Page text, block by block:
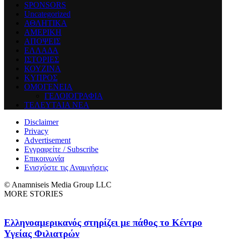
SPONSORS
Uncategorized
ΑΘΛΗΤΙΚΑ
ΑΜΕΡΙΚΗ
ΑΠΟΨΕΙΣ
ΕΛΛΑΔΑ
ΙΣΤΟΡΙΕΣ
ΚΟΥΖΙΝΑ
ΚΥΠΡΟΣ
ΟΜΟΓΕΝΕΙΑ
ΓΕΛΟΙΟΓΡΑΦΙΑ
ΤΕΛΕΥΤΑΙΑ ΝΕΑ
Disclaimer
Privacy
Advertisement
Εγγραφείτε / Subscribe
Επικοινωνία
Ενισχύστε τις Αναμνήσεις
© Anamniseis Media Group LLC
MORE STORIES
Ελληνοαμερικανός στηρίζει με πάθος το Κέντρο
Υγείας Φιλιατρών